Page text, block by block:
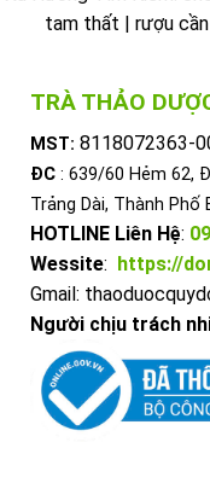
tam thất | rượu
TRÀ THẢO
MST: 8118072363-
ĐC : 639/60 Hẻm 62,
Trảng Dài, Thành
HOTLINE Liên Hệ:
Wessite:
https://
Gmail:
Người chịu trách